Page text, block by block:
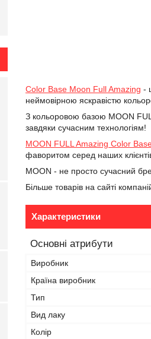
Color Base Moon Full Amazing -
неймовірною яскравістю
З кольоровою базою MOON
завдяки сучасним технологіям!
MOON FULL Amazing Color
фаворитом серед наших
MOON - не просто сучасний
Більше товарів на сайті
Характеристики
Основні атрибути
Виробник
Країна виробник
Тип
Вид лаку
Колір